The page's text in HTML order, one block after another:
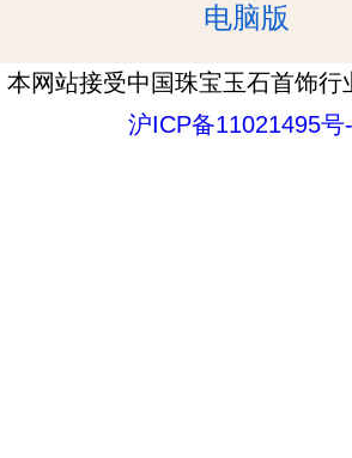
电脑版
本网站接受中国珠宝玉石首饰行
沪ICP备11021495号